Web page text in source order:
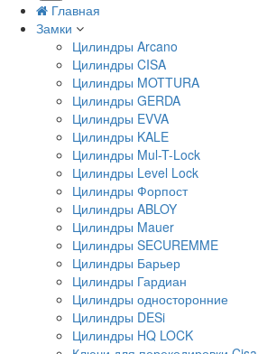
Главная
Замки
Цилиндры Arcano
Цилиндры CISA
Цилиндры MOTTURA
Цилиндры GERDA
Цилиндры EVVA
Цилиндры KALE
Цилиндры Mul-T-Lock
Цилиндры Level Lock
Цилиндры Форпост
Цилиндры ABLOY
Цилиндры Mauer
Цилиндры SECUREMME
Цилиндры Барьер
Цилиндры Гардиан
Цилиндры односторонние
Цилиндры DESi
Цилиндры HQ LOCK